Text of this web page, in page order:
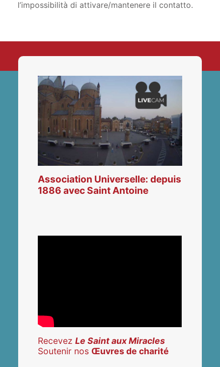
l’impossibilità di attivare/mantenere il contatto.
Association Universelle: depuis
1886 avec Saint Antoine
RecevezLe Saint aux Miracles
Soutenir nos Œuvres de charité